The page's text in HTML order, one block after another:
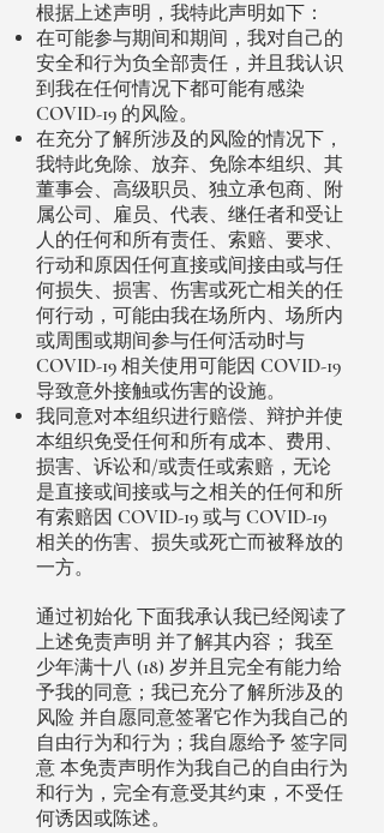
根据上述声明，我特此声明如下：
在可能参与期间和期间，我对自己的
安全和行为负全部责任，并且我认识
到我在任何情况下都可能有感染
COVID-19 的风险。
在充分了解所涉及的风险的情况下，
我特此免除、放弃、免除本组织、其
董事会、高级职员、独立承包商、附
属公司、雇员、代表、继任者和受让
人的任何和所有责任、索赔、要求、
行动和原因任何直接或间接由或与任
何损失、损害、伤害或死亡相关的任
何行动，可能由我在场所内、场所内
或周围或期间参与任何活动时与
COVID-19 相关使用可能因 COVID-19
导致意外接触或伤害的设施。
我同意对本组织进行赔偿、辩护并使
本组织免受任何和所有成本、费用、
损害、诉讼和/或责任或索赔，无论
是直接或间接或与之相关的任何和所
有索赔因 COVID-19 或与 COVID-19
相关的伤害、损失或死亡而被释放的
一方。
通过初始化 下面我承认我已经阅读了
上述免责声明 并了解其内容； 我至
少年满十八 (18) 岁并且完全有能力给
予我的同意；我已充分了解所涉及的
风险 并自愿同意签署它作为我自己的
自由行为和行为；我自愿给予 签字同
意 本免责声明作为我自己的自由行为
和行为，完全有意受其约束，不受任
何诱因或陈述。